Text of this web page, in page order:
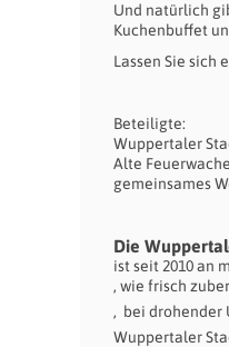
Und natürlich
Kuchenbuffet
Lassen Sie sich
Beteiligte:
Wuppertaler
Alte
gemeinsames
Die
ist seit 2010 an
, wie frisch
, bei drohender
Wuppertaler